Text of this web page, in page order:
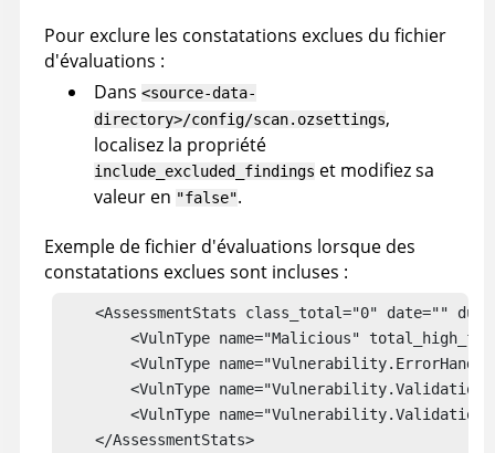
Pour exclure les constatations exclues du fichier
d'évaluations :
Dans <source-data-
directory>/config/scan.ozsettings,
localisez la propriété
include_excluded_findings et modifiez sa
valeur en "false".
Exemple de fichier d'évaluations lorsque des
constatations exclues sont incluses :
<AssessmentStats class_total="0" date=""
<VulnType name="Malicious"
<VulnType
<VulnType
<VulnType
    </AssessmentStats>